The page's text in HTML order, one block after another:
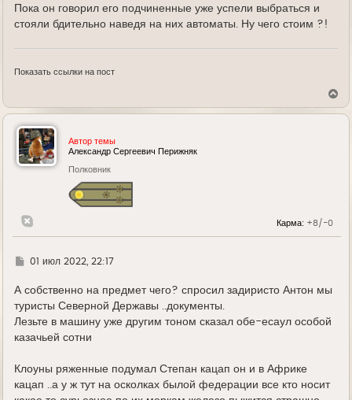
Пока он говорил его подчиненные уже успели выбраться и
стояли бдительно наведя на них автоматы. Ну чего стоим ?!
Показать ссылки на пост
р
а
Автор темы
Александр Сергеевич Перижняк
Полковник
Карма: +8/-0
Г01 июл 2022, 22:17
А собственно на предмет чего? спросил задиристо Антон мы
туристы Северной Державы ..документы.
Лезьте в машину уже другим тоном сказал обе-есаул особой
казачьей сотни
Клоуны ряженные подумал Степан кацап он и в Африке
кацап ..а у ж тут на осколках былой федерации все кто носит